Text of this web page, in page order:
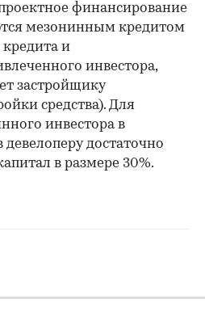
финансирование
мезонинным кредитом
кредита и
инвестора,
застройщику
средства). Для
инвестора в
девелоперу достаточно
в размере 30%.